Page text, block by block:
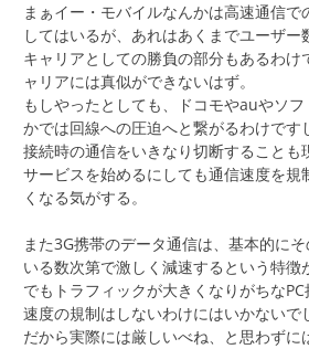
まぁイー・モバイルなんかは高速通信で
してはいるが、あれはあくまでユーザ
キャリアとしての勝負の部分もあるわけ
ャリアには真似ができないはず。
もしやったとしても、ドコモやauやソ
かでは回線への圧迫へと繋がるわけです
接続時の通信をいきなり切断することも
サービスを始めるにしても通信速度を規
くなる気がする。
また3G携帯のデータ通信は、基本的に
いる数次第で激しく減速するという特
でもトラフィックが大きくなりがちな
速度の規制はしないわけにはいかないで
だから実際には厳しいべね、と思わずに